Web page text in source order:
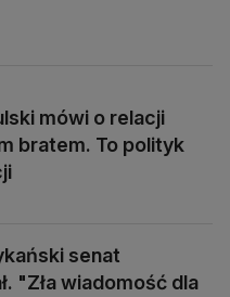
mówi o relacji
bratem. To polityk
senat
"Zła wiadomość dla